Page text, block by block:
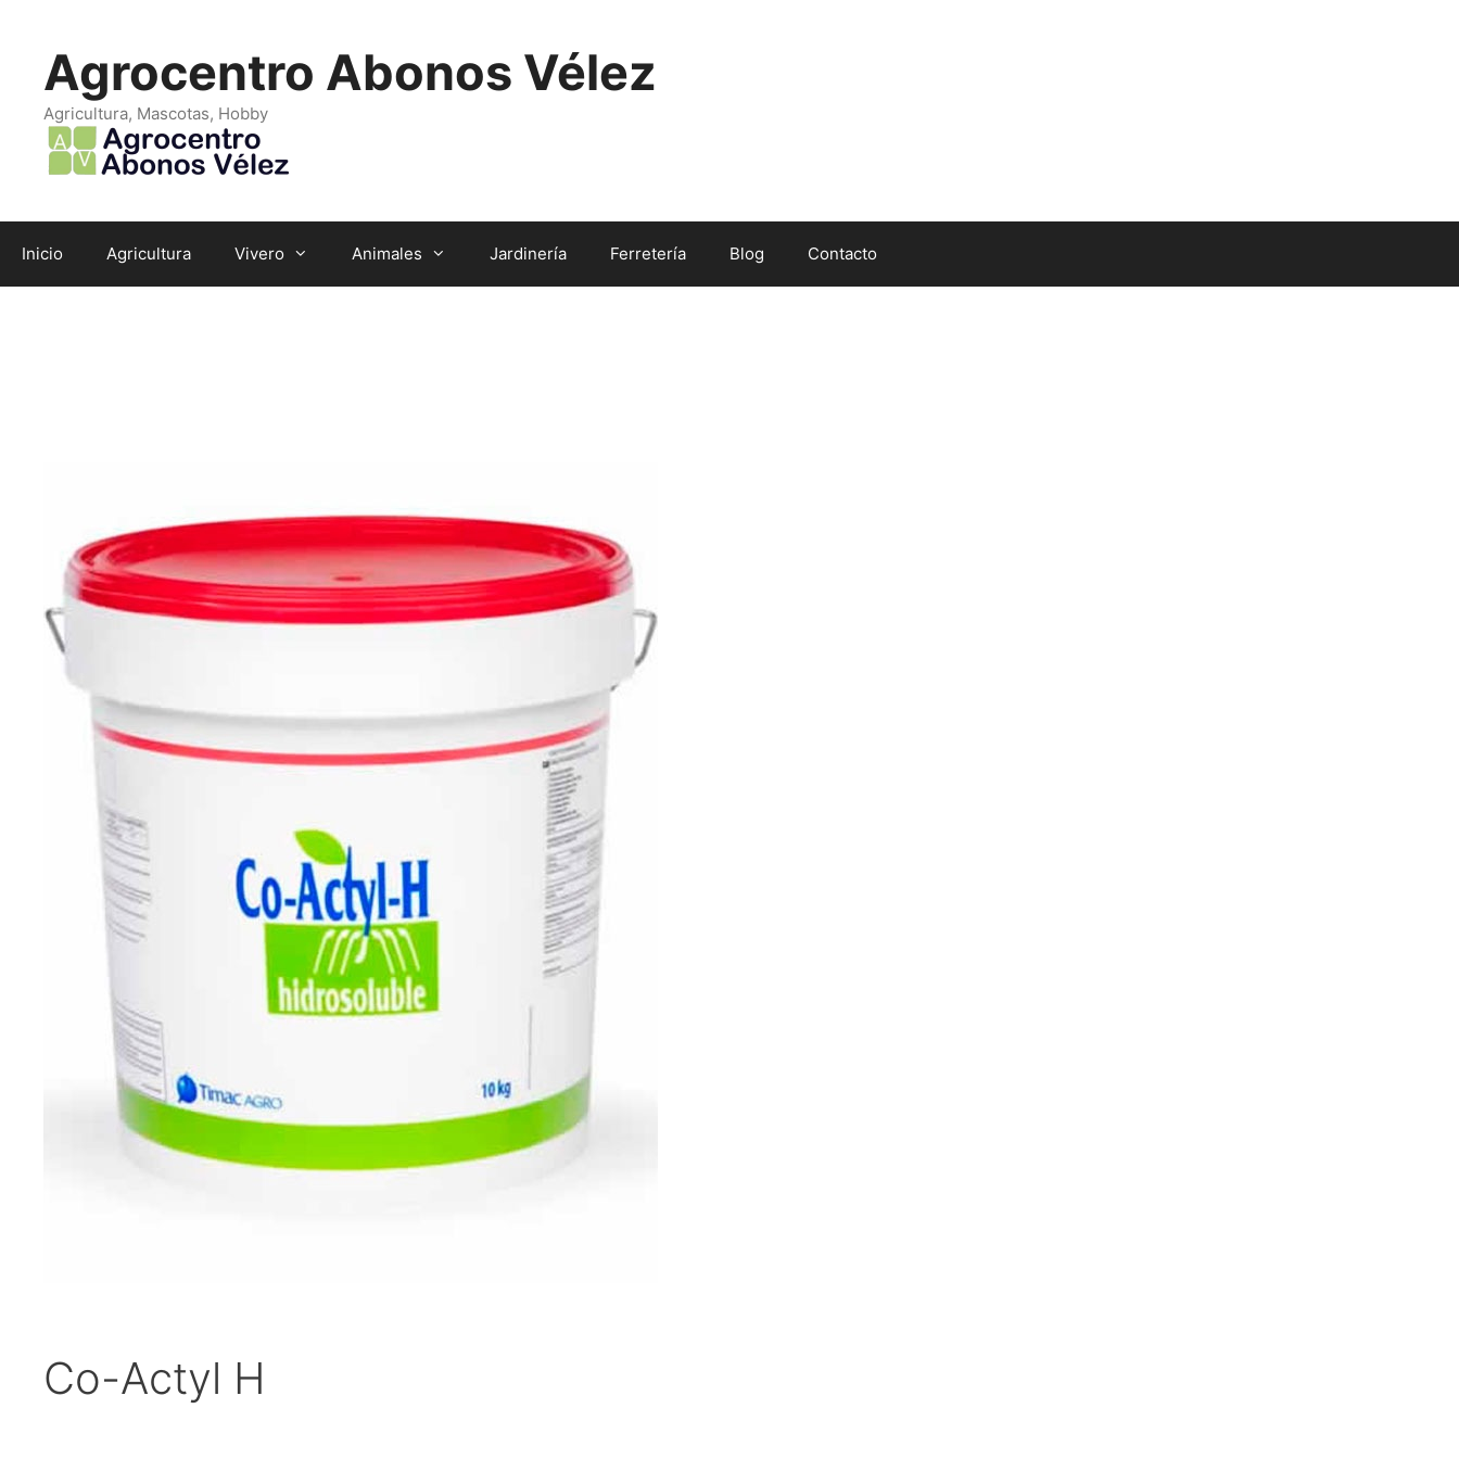
contenidoAgrocentro Abonos Vélez
Agricultura, Mascotas, Hobby
Inicio Agricultura Vivero Animales Jardinería Ferretería Blog Contacto
Co-Actyl H